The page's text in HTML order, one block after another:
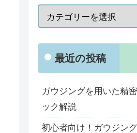
最近の投稿
ガウジングを用いた精
ック解説
初心者向け！ガウジン